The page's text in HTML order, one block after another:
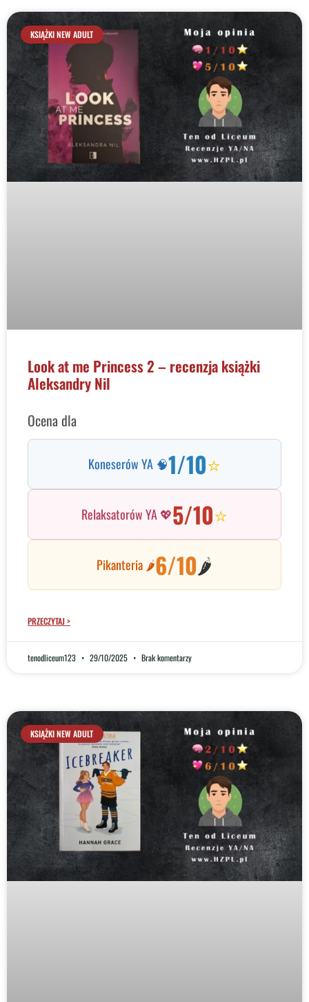
KSIĄŻKI NEW ADULT
Look at me Princess 2 – recenzja książki
Aleksandry Nil
Ocena dla
Koneserów YA 🧠1/10⭐
Relaksatorów YA 💖5/10⭐
Pikanteria 🌶️6/10🌶️
PRZECZYTAJ >
tenodliceum123 29/10/2025 Brak komentarzy
KSIĄŻKI NEW ADULT